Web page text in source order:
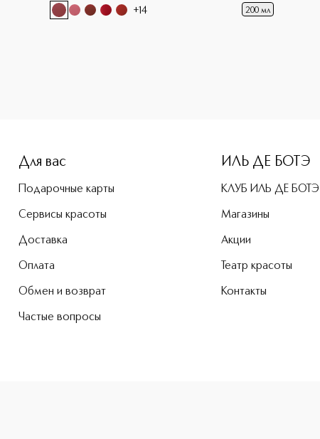
+14 200 мл
Для вас
Подарочные карты
Сервисы красоты
Доставка
Оплата
Обмен и возврат
Частые вопросы
ИЛЬ ДЕ БОТЭ
КЛУБ ИЛЬ ДЕ БОТЭ
Магазины
Акции
Театр красоты
Контакты